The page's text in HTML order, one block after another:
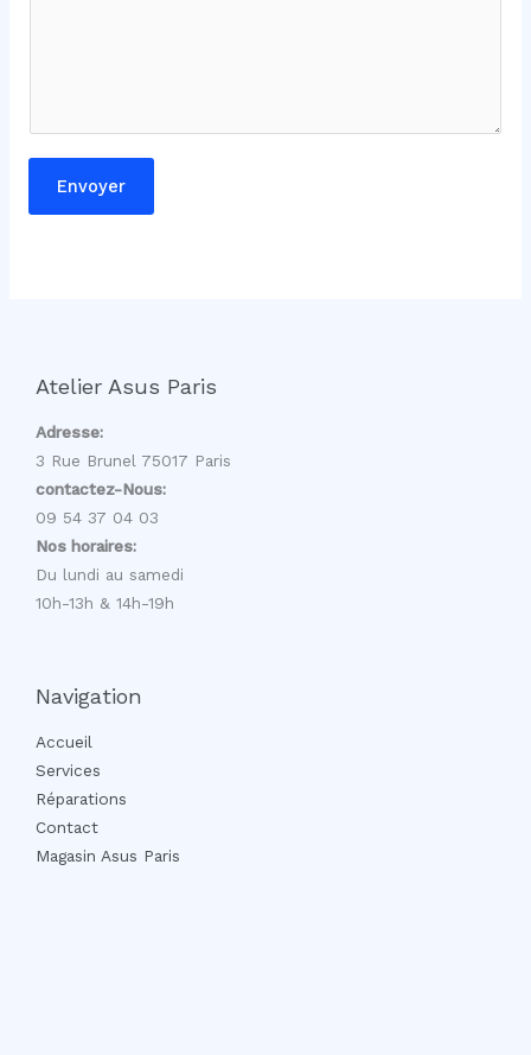
t
a
r
Envoyer
Atelier Asus Paris
Adresse:
3 Rue Brunel 75017 Paris
contactez-Nous:
09 54 37 04 03
Nos horaires:
Du lundi au samedi
10h-13h & 14h-19h
Navigation
Accueil
Services
Réparations
Contact
Magasin Asus Paris